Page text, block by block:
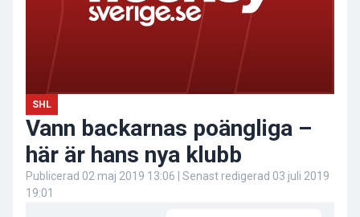
SHL
Vann backarnas poängliga –
här är hans nya klubb
Publicerad 02 maj 2019 13:06 | Senast redigerad 03 juli 2019
19:01